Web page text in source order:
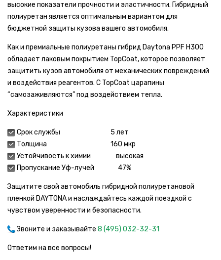
высокие показатели прочности и эластичности. Гибридный
полиуретан является оптимальным вариантом для
бюджетной защиты кузова вашего автомобиля.
Как и премиальные полиуретаны гибрид Daytona PPF H300
обладает лаковым покрытием TopCoat, которое позволяет
защитить кузов автомобиля от механических повреждений
и воздействия реагентов. С TopCoat царапины
“самозаживляются” под воздействием тепла.
Характеристики
Срок службы 5 лет
Толщина 160 мкр
Устойчивость к химии высокая
Пропускание Уф-лучей 47%
Защитите свой автомобиль гибридной полиуретановой
пленкой DAYTONA и наслаждайтесь каждой поездкой с
чувством уверенности и безопасности.
Звоните и заказывайте 8 (495) 032-32-31
Ответим на все вопросы!